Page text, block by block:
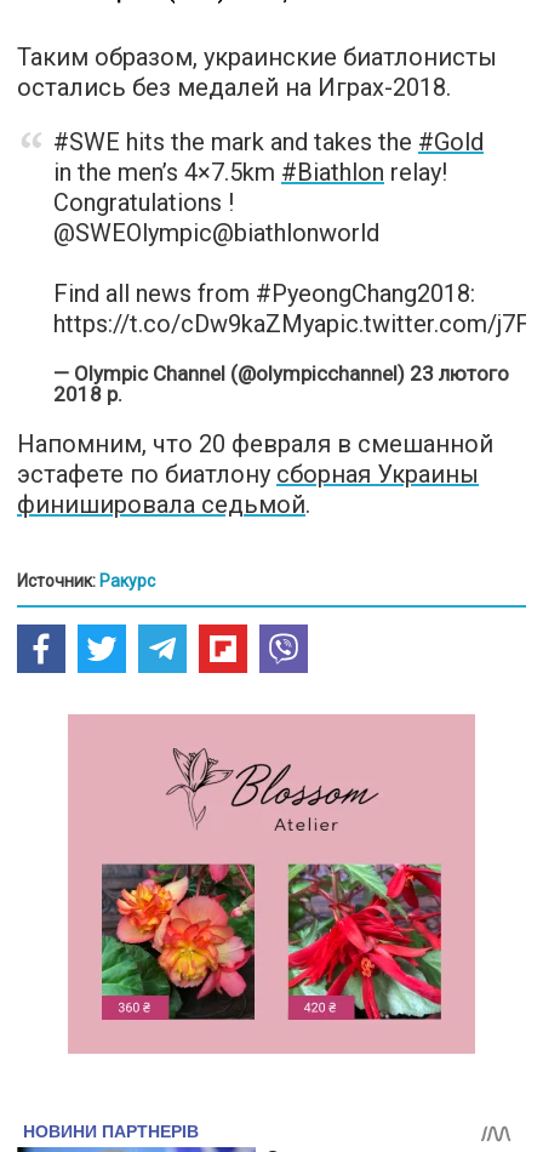
Таким образом, украинские биатлонисты
остались без медалей на Играх-2018.
#SWE hits the mark and takes the #Gold
in the men’s 4×7.5km #Biathlon relay!
Congratulations !
@SWEOlympic@biathlonworld
Find all news from #PyeongChang2018:
https://t.co/cDw9kaZMyapic.twitter.com/
— Olympic Channel (@olympicchannel) 23 лютого
2018 р.
Напомним, что 20 февраля в смешанной
эстафете по биатлону сборная Украины
финишировала седьмой.
Источник: Ракурс